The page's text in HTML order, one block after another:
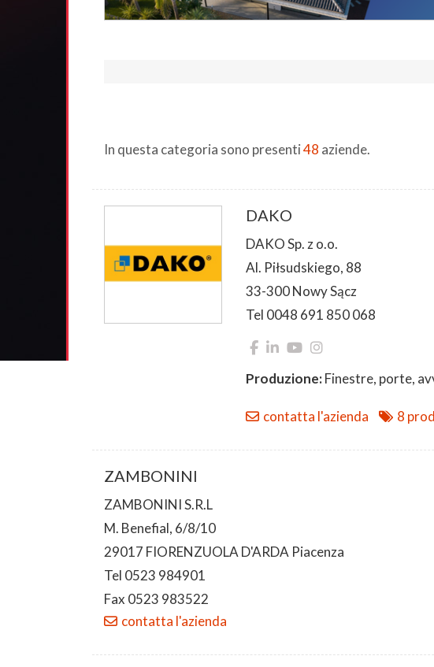
In questa categoria sono presenti48 aziende.
DAKO
DAKO Sp. z o.o.
Al. Piłsudskiego, 88
33-300 Nowy Sącz
Tel 0048 691 850 068
Produzione:Finestre, porte,
contatta l'azienda 8
ZAMBONINI
ZAMBONINI S.R.L
M. Benefial, 6/8/10
29017 FIORENZUOLA D'ARDA Piacenza
Tel 0523 984901
Fax 0523 983522
contatta l'azienda